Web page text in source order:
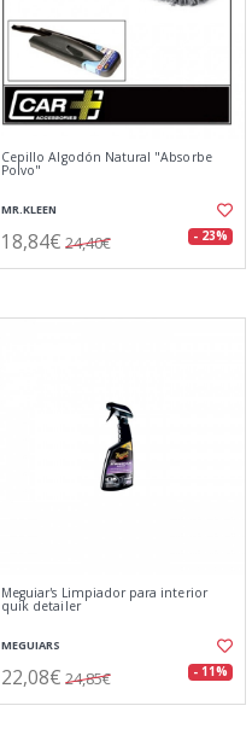
Cepillo Algodón Natural "Absorbe
Polvo"
MR.KLEEN
18,84€ 24,40€ - 23%
Meguiar's Limpiador para interior
quik detailer
MEGUIARS
22,08€ 24,85€ - 11%